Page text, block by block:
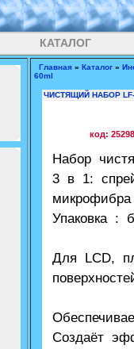
КАТАЛОГ
Главная » Каталог »
60ml
ЧИСТЯЩИЙ НАБОР LF-
код: 25298
Набор
3 в 1:
микрофибра
Упаковка :
Для LCD,
Создаёт